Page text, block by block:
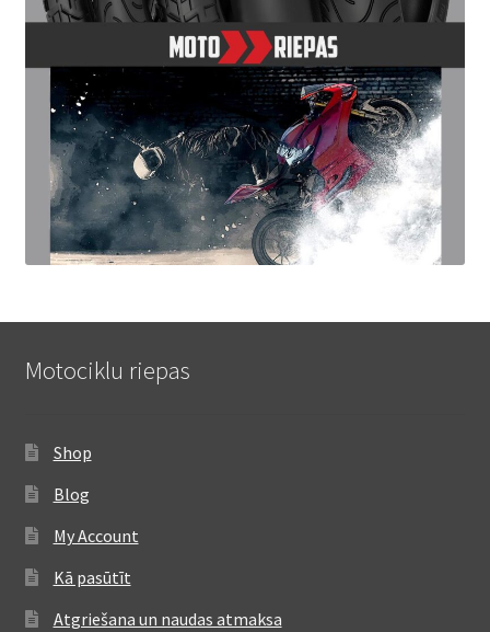
Motociklu riepas
Shop
Blog
My Account
Kā pasūtīt
Atgriešana un naudas atmaksa